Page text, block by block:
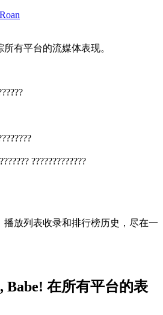
有平台的流媒体表现。
?????????????
放列表收录和排行榜历史，尽在一
Babe! 在所有平台的表